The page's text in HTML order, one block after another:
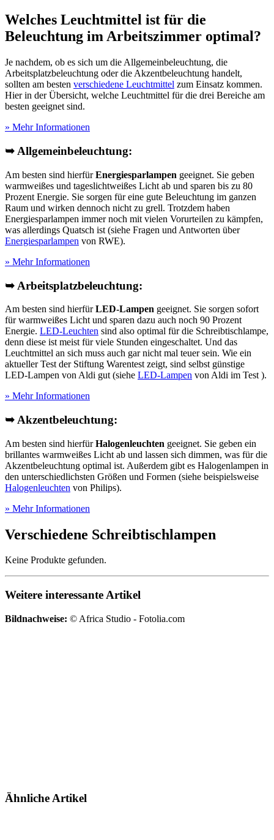
Welches Leuchtmittel ist für die
Beleuchtung im Arbeitszimmer optimal?
Je nachdem, ob es sich um die Allgemeinbeleuchtung, die
Arbeitsplatzbeleuchtung oder die Akzentbeleuchtung handelt,
sollten am besten verschiedene Leuchtmittel zum Einsatz kommen.
Hier in der Übersicht, welche Leuchtmittel für die drei Bereiche am
besten geeignet sind.
» Mehr Informationen
➥ Allgemeinbeleuchtung:
Am besten sind hierfürEnergiesparlampen geeignet. Sie geben
warmweißes und tageslichtweißes Licht ab und sparen bis zu 80
Prozent Energie. Sie sorgen für eine gute Beleuchtung im ganzen
Raum und wirken dennoch nicht zu grell. Trotzdem haben
Energiesparlampen immer noch mit vielen Vorurteilen zu kämpfen,
was allerdings Quatsch ist (siehe Fragen und Antworten über
Energiesparlampen von RWE).
» Mehr Informationen
➥ Arbeitsplatzbeleuchtung:
Am besten sind hierfürLED-Lampen geeignet. Sie sorgen sofort
für warmweißes Licht und sparen dazu auch noch 90 Prozent
Energie. LED-Leuchten sind also optimal für die Schreibtischlampe,
denn diese ist meist für viele Stunden eingeschaltet. Und das
Leuchtmittel an sich muss auch gar nicht mal teuer sein. Wie ein
aktueller Test der Stiftung Warentest zeigt, sind selbst günstige
LED-Lampen von Aldi gut (siehe LED-Lampen von Aldi im Test ).
» Mehr Informationen
➥ Akzentbeleuchtung:
Am besten sind hierfürHalogenleuchten geeignet. Sie geben ein
brillantes warmweißes Licht ab und lassen sich dimmen, was für die
Akzentbeleuchtung optimal ist. Außerdem gibt es Halogenlampen in
den unterschiedlichsten Größen und Formen (siehe beispielsweise
Halogenleuchten von Philips).
» Mehr Informationen
Verschiedene Schreibtischlampen
Keine Produkte gefunden.
Weitere interessante Artikel
Bildnachweise: © Africa Studio - Fotolia.com
Ähnliche Artikel